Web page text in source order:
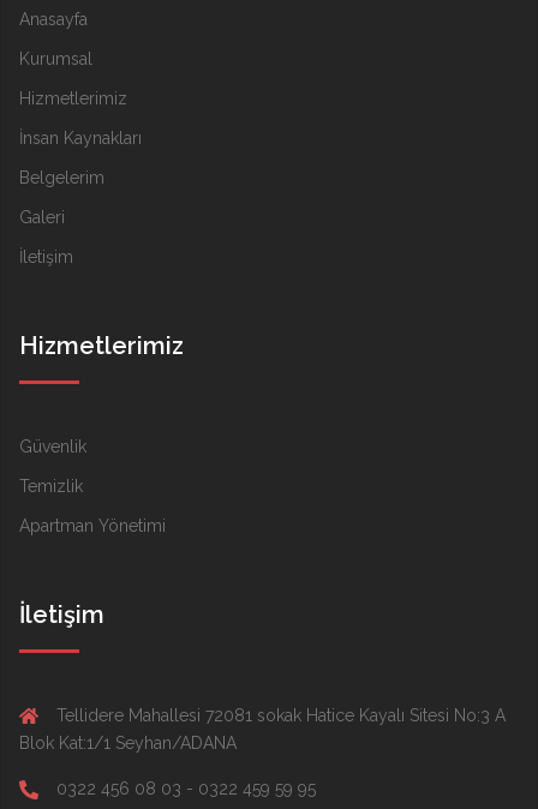
Anasayfa
Kurumsal
Hizmetlerimiz
İnsan Kaynakları
Belgelerim
Galeri
İletişim
Hizmetlerimiz
Güvenlik
Temizlik
Apartman Yönetimi
İletişim
Tellidere Mahallesi 72081 sokak Hatice Kayalı Sitesi No:3 A
Blok Kat:1/1 Seyhan/ADANA
0322 456 08 03 - 0322 459 59 95